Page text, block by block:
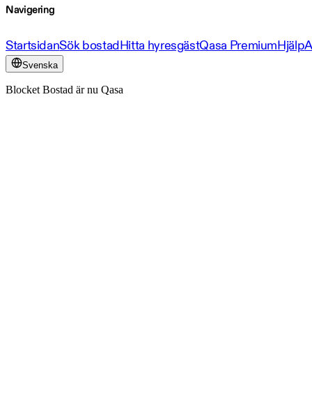
Navigering
StartsidanSök bostadHitta hyresgästQasa PremiumHjälp
Svenska
Blocket Bostad är nu Qasa